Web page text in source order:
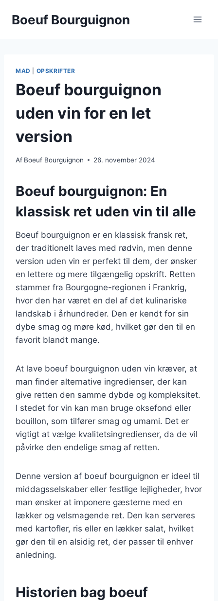
Boeuf Bourguignon
MAD OPSKRIFTER
Boeuf bourguignon
uden vin for en let
version
Af Boeuf Bourguignon 26. november 2024
Boeuf bourguignon: En
klassisk ret uden vin til alle
Boeuf bourguignon er en klassisk fransk ret,
der traditionelt laves med rødvin, men denne
version uden vin er perfekt til dem, der ønsker
en lettere og mere tilgængelig opskrift. Retten
stammer fra Bourgogne-regionen i Frankrig,
hvor den har været en del af det kulinariske
landskab i århundreder. Den er kendt for sin
dybe smag og møre kød, hvilket gør den til en
favorit blandt mange.
At lave boeuf bourguignon uden vin kræver, at
man finder alternative ingredienser, der kan
give retten den samme dybde og kompleksitet.
I stedet for vin kan man bruge oksefond eller
bouillon, som tilfører smag og umami. Det er
vigtigt at vælge kvalitetsingredienser, da de vil
påvirke den endelige smag af retten.
Denne version af boeuf bourguignon er ideel til
middagsselskaber eller festlige lejligheder, hvor
man ønsker at imponere gæsterne med en
lækker og velsmagende ret. Den kan serveres
med kartofler, ris eller en lækker salat, hvilket
gør den til en alsidig ret, der passer til enhver
anledning.
Historien bag boeuf